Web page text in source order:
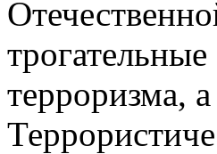
терроризма,